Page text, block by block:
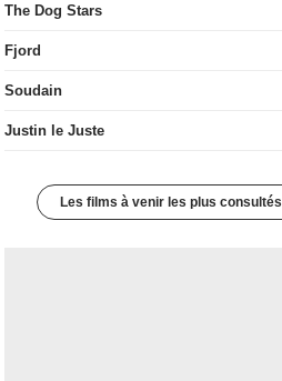
The Dog Stars
Fjord
Soudain
Justin le Juste
Les films à venir les plus consultés